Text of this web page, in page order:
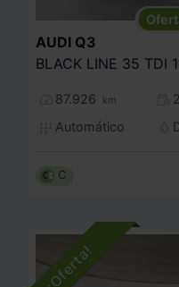
AUDI Q3
87.926 km
Automático
C